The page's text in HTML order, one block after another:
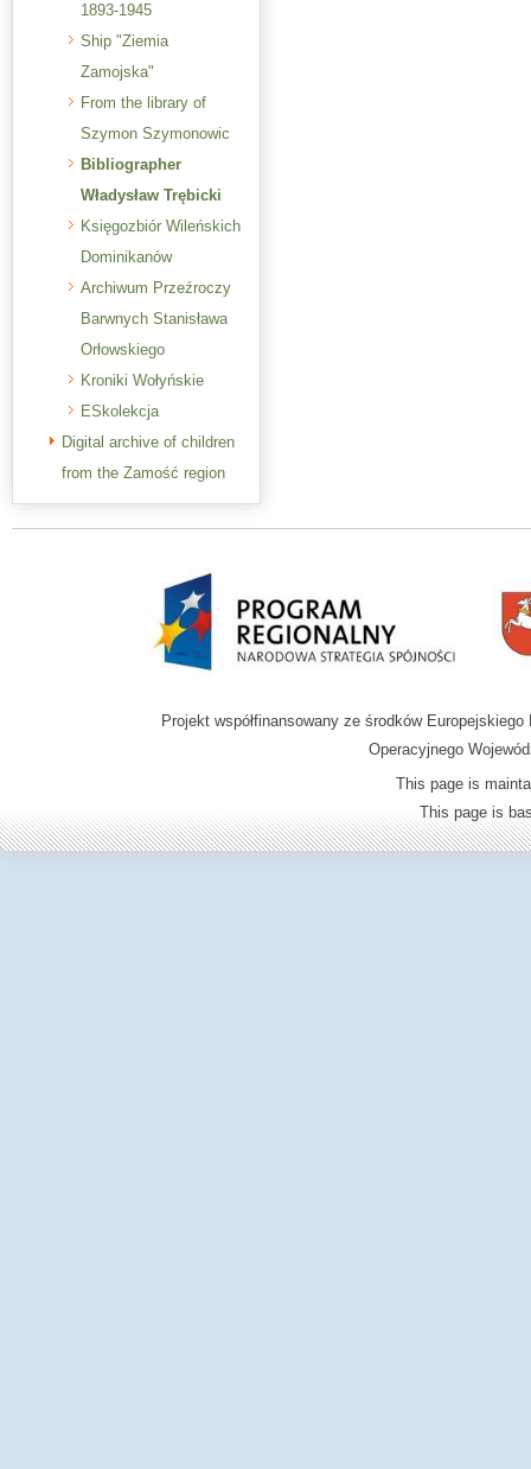
1893-1945
Ship "Ziemia
Zamojska"
From the library of
Szymon Szymonowic
Bibliographer
Władysław Trębicki
Księgozbiór Wileńskich
Dominikanów
Archiwum Przeźroczy
Barwnych Stanisława
Orłowskiego
Kroniki Wołyńskie
ESkolekcja
Digital archive of children
from the Zamość region
Projekt współfinansowany ze środków
Operacyjnego
This page is
This page is